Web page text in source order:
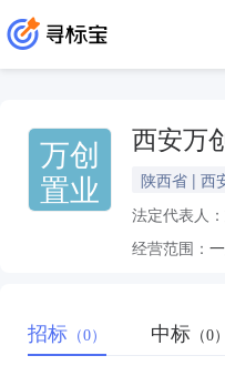
万创
置业
西安万
陕西省 | 西
法定代表人：
经营范围：
招标 （0） 中标 （0）